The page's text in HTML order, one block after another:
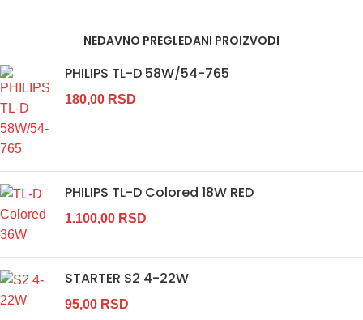
NEDAVNO PREGLEDANI PROIZVODI
PHILIPS TL-D 58W/54-765
180,00 RSD
PHILIPS TL-D Colored 18W RED
1.100,00 RSD
STARTER S2 4-22W
95,00 RSD